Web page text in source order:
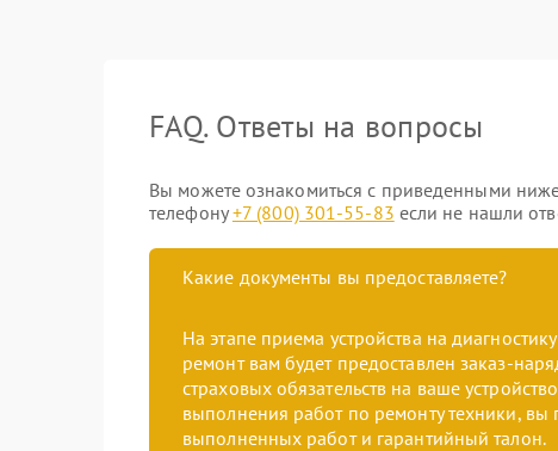
FAQ. Ответы на вопросы
Вы можете ознакомиться с приведенными
телефону+7 (800) 301-55-83 если не нашли
Какие документы вы предоставляете?
На этапе приема устройства на
ремонт вам будет предоставлен заказ-
страховых обязательств на ваше
выполнения работ по ремонту техники, вы
выполненных работ и гарантийный талон.